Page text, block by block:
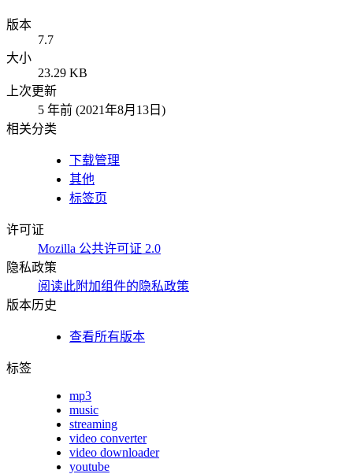
版本
7.7
大小
23.29 KB
上次更新
5 年前 (2021年8月13日)
相关分类
下载管理
其他
标签页
许可证
Mozilla 公共许可证 2.0
隐私政策
阅读此附加组件的隐私政策
版本历史
查看所有版本
标签
mp3
music
streaming
video converter
video downloader
youtube